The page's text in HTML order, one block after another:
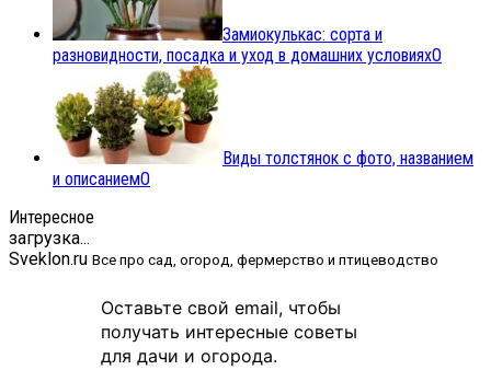
Замиокулькас: сорта и
разновидности, посадка и уход в домашних условиях0
Виды толстянок с фото, названием
и описанием0
Интересное
загрузка...
Sveklon.ru Все про сад, огород, фермерство и птицеводство
Оставьте свой email, чтобы
получать интересные советы
для дачи и огорода.